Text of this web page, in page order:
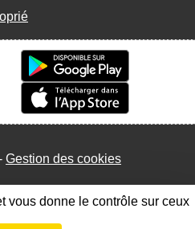
Gestion des cookies
vous donne le contrôle sur ceux